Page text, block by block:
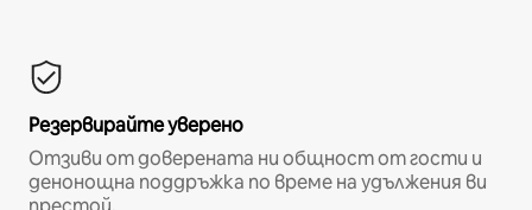
Резервирайте уверено
Отзиви от доверената ни общност от гости и
денонощна поддръжка по време на удължения ви